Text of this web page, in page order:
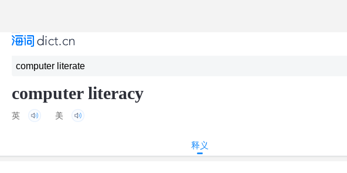
computer literacy
英 美
释义